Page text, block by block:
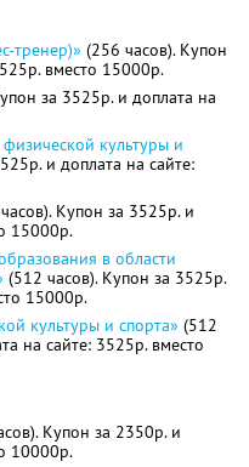
тренер)» (256 часов). Купон
вместо 15000р.
за 3525р. и доплата на
культуры и
и доплата на сайте:
Купон за 3525р. и
15000р.
в области
(512 часов). Купон за 3525р.
15000р.
культуры и спорта» (512
на сайте: 3525р. вместо
Купон за 2350р. и
10000р.